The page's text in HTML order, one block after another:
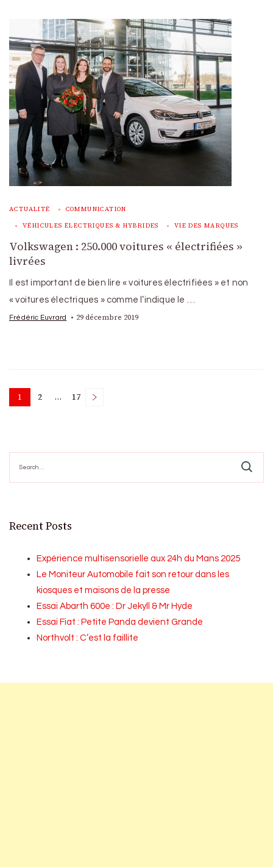
ACTUALITÉ COMMUNICATION
VÉHICULES ÉLECTRIQUES & HYBRIDES VIE DES MARQUES
Volkswagen : 250.000 voitures « électrifiées »
livrées
Il est important de bien lire « voitures électrifiées » et non
« voitures électriques » comme l’indique le …
Frédéric Euvrard 29 décembre 2019
Posts
Page
1 Page
2 … Page
17
for:
Recent Posts
Expérience multisensorielle aux 24h du Mans 2025
Le Moniteur Automobile fait son retour dans les
kiosques et maisons de la presse
Essai Abarth 600e : Dr Jekyll & Mr Hyde
Essai Fiat : Petite Panda devient Grande
Northvolt : C’est la faillite